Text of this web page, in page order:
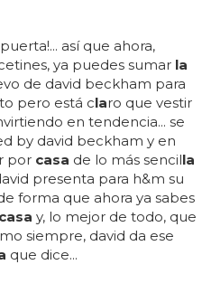
puerta!... así que ahora,
ya puedes sumar la
de david beckham para
pero está claro que vestir
en tendencia... se
by david beckham y en
por casa de lo más sencilla
presenta para h&m su
forma que ahora ya sabes
casa y, lo mejor de todo, que
siempre, david da ese
que dice...